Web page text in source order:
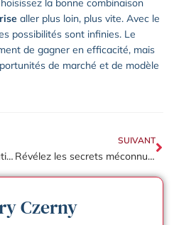
la bonne combinaison
aller plus loin, plus vite. Avec le
possibilités sont infinies. Le
de gagner en efficacité, mais
de marché et de modèle
Quand la technologie révolutionne nos bureaux : innovations étonnantes en entreprise
SUIVANT
Révélez les secrets méconnus d’une communication d’entreprise impactante
Czerny